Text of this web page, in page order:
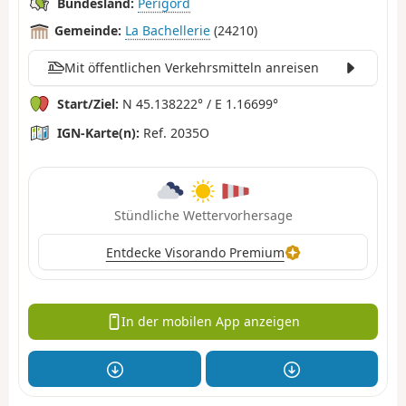
Gemeinde: La Bachellerie (24210)
Mit öffentlichen Verkehrsmitteln anreisen
Start/Ziel: N 45.138222° / E 1.16699°
IGN-Karte(n): Ref. 2035O
Stündliche Wettervorhersage
Entdecke Visorando Premium
In der mobilen App anzeigen